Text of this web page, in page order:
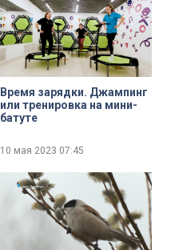
Время зарядки. Джампинг
или тренировка на мини-
батуте
10 мая 2023 07:45